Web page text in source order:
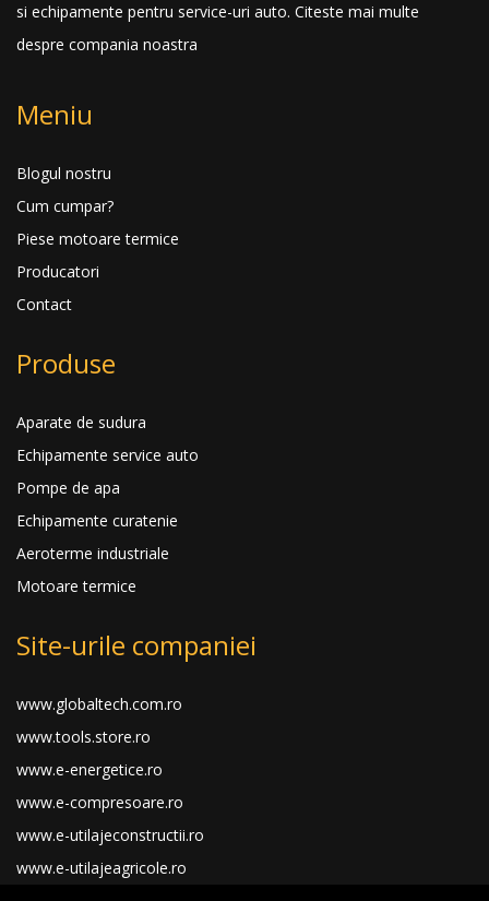
si echipamente pentru service-uri auto. Citeste mai multe
despre compania noastra
Meniu
Blogul nostru
Cum cumpar?
Piese motoare termice
Producatori
Contact
Produse
Aparate de sudura
Echipamente service auto
Pompe de apa
Echipamente curatenie
Aeroterme industriale
Motoare termice
Site-urile companiei
www.globaltech.com.ro
www.tools.store.ro
www.e-energetice.ro
www.e-compresoare.ro
www.e-utilajeconstructii.ro
www.e-utilajeagricole.ro